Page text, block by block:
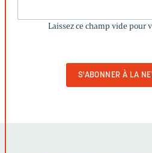
Laissez ce champ vide pour